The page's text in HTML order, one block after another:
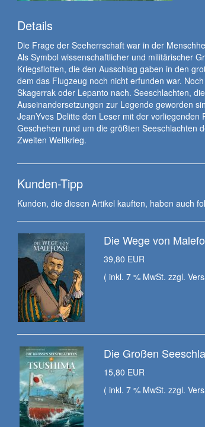
Details
Die Frage der Seeherrschaft war in der
Als Symbol wissenschaftlicher und militärischer
Kriegsflotten, die den Ausschlag gaben in den
dem das Flugzeug noch nicht erfunden war.
Skagerrak oder Lepanto nach. Seeschlachten,
Auseinandersetzungen zur Legende geworden
JeanYves Delitte den Leser mit der vorliegenden
Geschehen rund um die größten Seeschlachten
Zweiten Weltkrieg.
Kunden-Tipp
Kunden, die diesen Artikel kauften, haben auch
Die Wege von
39,80 EUR
( inkl. 7 % MwSt. zzgl.
Die Großen
15,80 EUR
( inkl. 7 % MwSt. zzgl.